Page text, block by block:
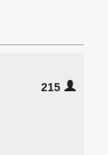
215